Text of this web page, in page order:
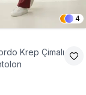
4
Krep Çimalı